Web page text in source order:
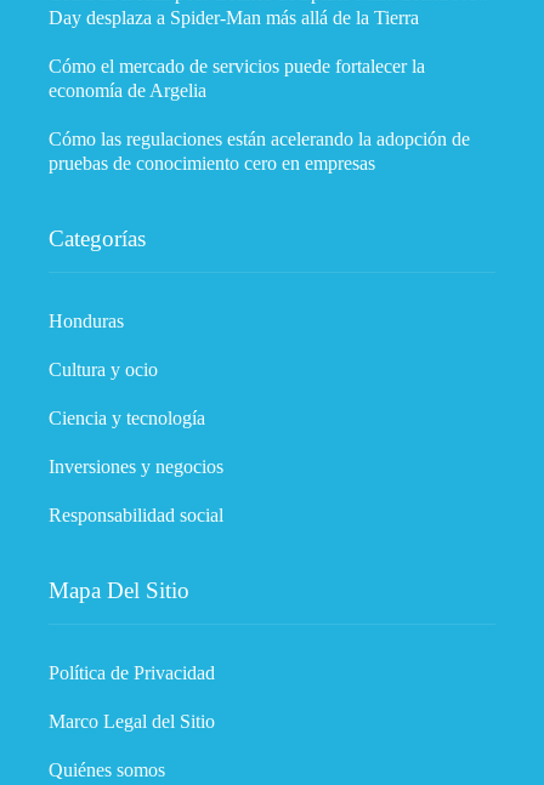
Day desplaza a Spider-Man más allá de la Tierra
Cómo el mercado de servicios puede fortalecer la
economía de Argelia
Cómo las regulaciones están acelerando la adopción de
pruebas de conocimiento cero en empresas
Categorías
Honduras
Cultura y ocio
Ciencia y tecnología
Inversiones y negocios
Responsabilidad social
Mapa Del Sitio
Política de Privacidad
Marco Legal del Sitio
Quiénes somos